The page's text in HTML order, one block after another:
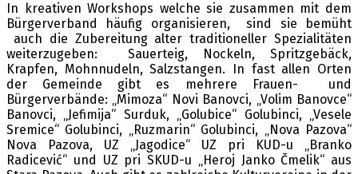
In kreativen Workshops welche sie zusammen mit dem
Bürgerverband häufig organisieren, sind sie bemüht
auch die Zubereitung alter traditioneller Spezialitäten
weiterzugeben: Sauerteig, Nockeln, Spritzgebäck,
Krapfen, Mohnnudeln, Salzstangen. In fast allen Orten
der Gemeinde gibt es mehrere Frauen- und
Bürgerverbände: „Mimoza“ Novi Banovci, „Volim Banovce“
Banovci, „Jefimija“ Surduk, „Golubice“ Golubinci, „Vesele
Sremice“ Golubinci, „Ruzmarin“ Golubinci, „Nova Pazova“
Nova Pazova, UZ „Jagodice“ UZ pri KUD-u „Branko
Radicević“ und UZ pri SKUD-u „Heroj Janko Čmelik“ aus